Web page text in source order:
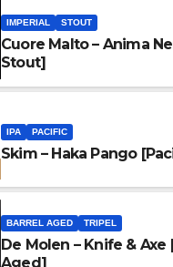
IMPERIAL STOUT
Cuore Malto – Anima
Stout]
IPA PACIFIC
Skim – Haka Pango
BARREL AGED TRIPEL
De Molen – Knife & Axe
Aged]